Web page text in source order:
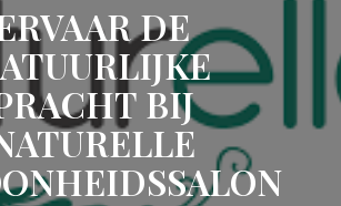
DE
BIJ